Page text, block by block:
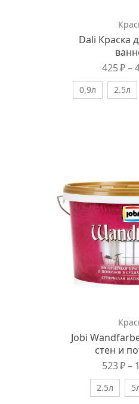
Dali Краска
425₽ –
0,9л 2.5л
Jobi
стен и
523₽ –
2.5л